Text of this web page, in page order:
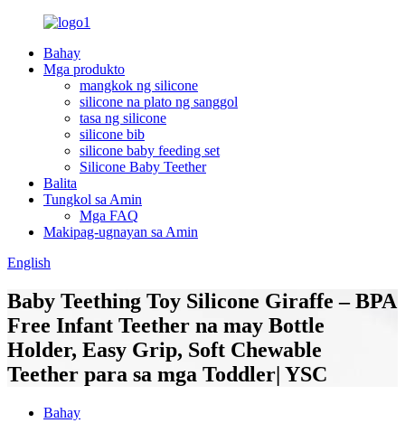
Bahay
Mga produkto
mangkok ng silicone
silicone na plato ng sanggol
tasa ng silicone
silicone bib
silicone baby feeding set
Silicone Baby Teether
Balita
Tungkol sa Amin
Mga FAQ
Makipag-ugnayan sa Amin
English
Baby Teething Toy Silicone Giraffe – BPA
Free Infant Teether na may Bottle
Holder, Easy Grip, Soft Chewable
Teether para sa mga Toddler| YSC
Bahay